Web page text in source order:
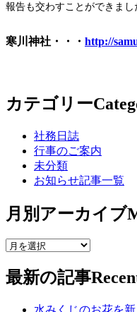
報告も交わすことができまし
寒川神社・・・ http://
カテゴリー
社務日誌
行事のご案内
未分類
お知らせ記事一覧
月別アーカイブ
最新の記事